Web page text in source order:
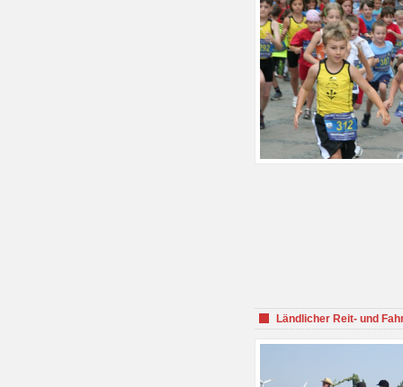
Ländlicher Reit- und